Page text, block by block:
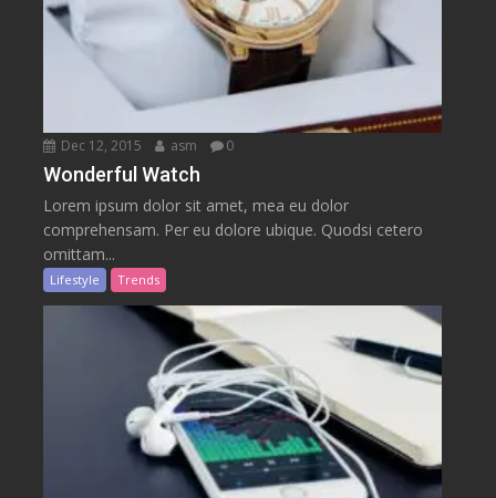
Dec 12, 2015 asm 0
Wonderful Watch
Lorem ipsum dolor sit amet, mea eu dolor
comprehensam. Per eu dolore ubique. Quodsi cetero
omittam...
Lifestyle Trends